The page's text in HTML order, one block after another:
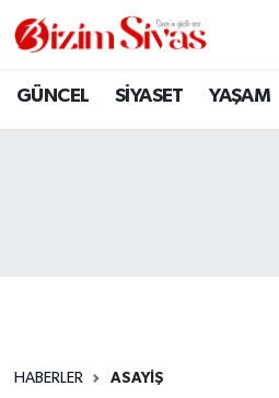
GÜNCEL SİYASET YAŞAM
HABERLER ASAYİŞ
ARAMIZDAN AYRILANLAR
Sivas Nöbetçi Eczaneler